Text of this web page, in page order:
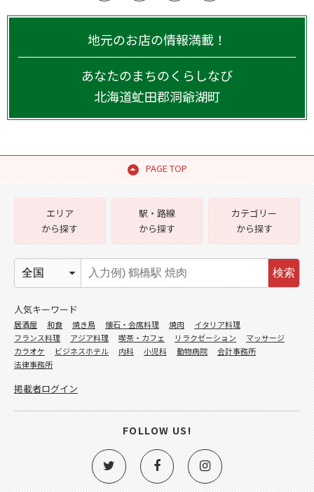
地元のお店の情報満載！
あなたのまちのくらしなび
北海道虻田郡洞爺湖町
PAGE TOP
エリア
から探す
駅・路線
から探す
カテゴリー
から探す
検索
人気キーワード
居酒屋 和食 焼き鳥 懐石・会席料理 焼肉
イタリア料理
フランス料理
アジア料理 喫茶・カフェ リラクゼーション
マッサージ
カラオケ
ビジネスホテル 内科 小児科 動物病院
会計事務所
法律事務所
掲載者ログイン
FOLLOW US!